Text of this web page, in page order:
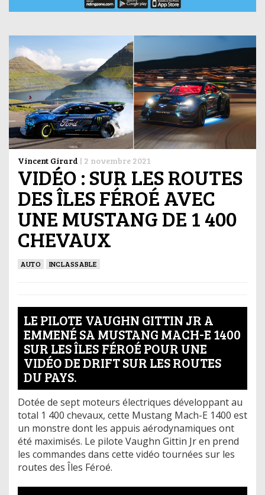
Vincent Girard | 2 novembre 2021
VIDÉO : SUR LES ROUTES
DES ÎLES FÉROÉ AVEC
UNE MUSTANG DE 1 400
CHEVAUX
AUTO INCLASSABLE
LE PILOTE VAUGHN GITTIN JR A
EMMENÉ SA MUSTANG MACH-E 1400
SUR LES ÎLES FÉROÉ POUR UNE
VIDÉO DE DRIFT SUR LES ROUTES
DU PAYS.
Dotée de sept moteurs électriques développant au
total 1 400 chevaux, cette Mustang Mach-E 1400 est
un monstre dont les appuis aérodynamiques ont
été maximisés. Le pilote Vaughn Gittin Jr en prend
les commandes dans cette vidéo tournées sur les
routes des Îles Féroé.